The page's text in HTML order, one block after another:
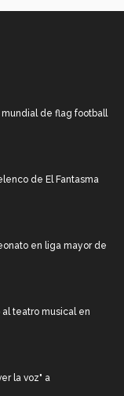
mundial de flag football
de El Fantasma
en liga mayor de
teatro musical en
la voz" a